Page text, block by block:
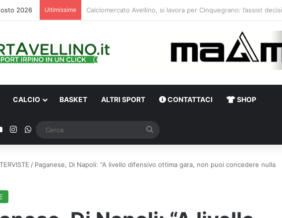
2026 Ultimissime Verso Avellino-Torino, il focus sulla formazione granata
CALCIO BASKET ALTRI SPORT CONTATTACI SHOP
You TubeInstagram
WhatsApp
/ Paganese, Di Napoli: “A livello difensivo ottima gara, non puoi concedere nulla